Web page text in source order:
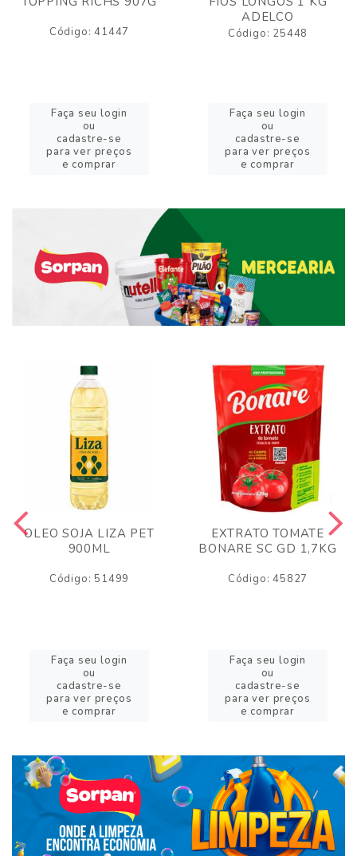
Código: 41447
Faça seu login
ou
cadastre-se
para ver preços
e comprar
ADELCO
Código: 25448
Faça seu login
ou
cadastre-se
para ver preços
e comprar
OLEO SOJA LIZA PET
900ML
Código: 51499
Faça seu login
ou
cadastre-se
para ver preços
e comprar
EXTRATO TOMATE
BONARE SC GD 1,7KG
Código: 45827
Faça seu login
ou
cadastre-se
para ver preços
e comprar